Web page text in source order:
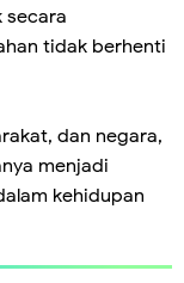
secara
tidak berhenti
dan negara,
menjadi
kehidupan